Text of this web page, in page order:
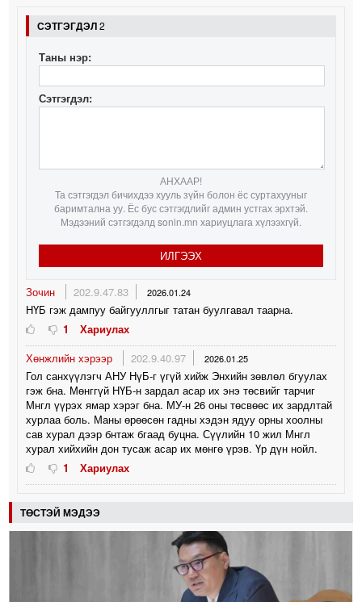
СЭТГЭГДЭЛ2
Таны нэр:
Сэтгэгдэл:
АНХААР!
Та сэтгэгдэл бичихдээ хууль зүйн болон ёс суртахууныг
баримтална уу. Ёс бус сэтгэгдлийг админ устгах эрхтэй.
Мэдээний сэтгэгдэлд sonin.mn хариуцлага хүлээхгүй.
ИЛГЭЭХ
Зочин 202.9.47.83 2026.01.24
НҮБ гэж дампуу байгууллгыг татан буулгавал таарна.
1
Хариулах
Хөнжлийн хэрээр
202.9.40.97 2026.01.25
Гол санхүүлэгч АНУ НүБ-г үгүй хийж Энхийн зөвлөл бгуулах
гэж бна. Мөнггүй НҮБ-н зардал асар их энэ төсвийг тарчиг
Мнгл үүрэх ямар хэрэг бна. МУ-н 26 оны төсвөөс их зардлтай
хурлаа боль. Маны өрөөсөн гадны хэдэн ядуу орны хоолны
сав хурал дээр бнтаж бгаад буцна. Сүүлийн 10 жил Мнгл
хурал хийхийн дон тусаж асар их мөнгө үрэв. Үр дүн нойл.
1
Хариулах
ТӨСТЭЙ МЭДЭЭ